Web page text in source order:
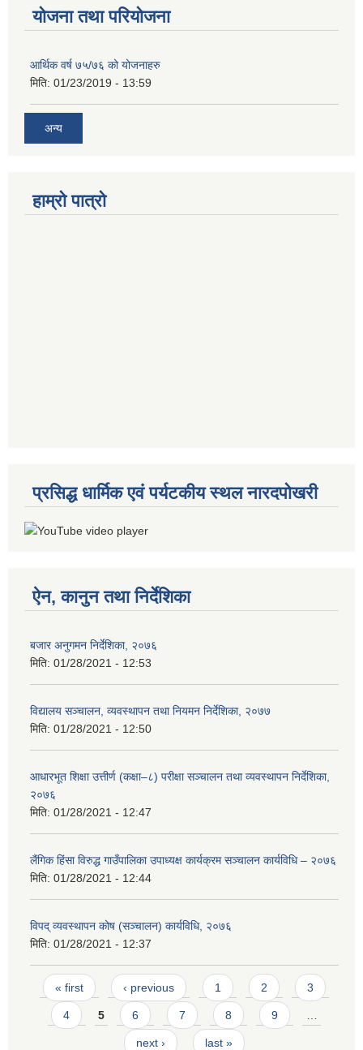
योजना तथा परियोजना
आर्थिक वर्ष ७५/७६ को योजनाहरु
मिति: 01/23/2019 - 13:59
अन्य
हाम्रो पात्रो
प्रसिद्ध धार्मिक एवं पर्यटकीय स्थल नारदपोखरी
ऐन, कानुन तथा निर्देशिका
बजार अनुगमन निर्देशिका, २०७६
मिति: 01/28/2021 - 12:53
विद्यालय सञ्चालन, व्यवस्थापन तथा नियमन निर्देशिका, २०७७
मिति: 01/28/2021 - 12:50
आधारभूत शिक्षा उत्तीर्ण (कक्षा–८) परीक्षा सञ्चालन तथा व्यवस्थापन निर्देशिका,
२०७६
मिति: 01/28/2021 - 12:47
लैंगिक हिंसा विरुद्ध गाउँपालिका उपाध्यक्ष कार्यक्रम सञ्चालन कार्यविधि – २०७६
मिति: 01/28/2021 - 12:44
विपद् व्यवस्थापन कोष (सञ्चालन) कार्यविधि, २०७६
मिति: 01/28/2021 - 12:37
Pages
« first ‹ previous 1 2 3
4 5 6 7 8 9
next › last »